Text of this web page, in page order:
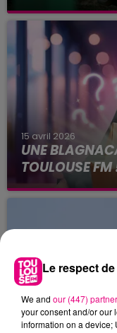
15 avril 2026
UNE
TOULOUSE FM
15 avril 2026
BRUNO
Le respect
We and our (447)
your consent and/or our
information on a device;